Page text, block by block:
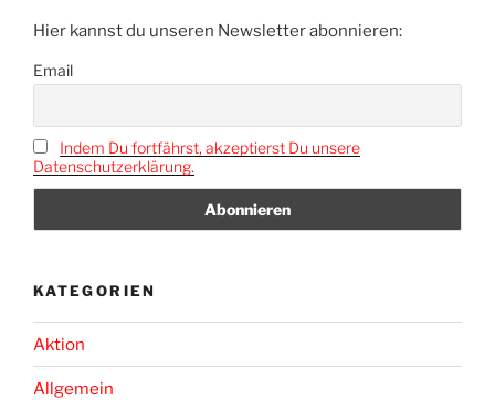
Hier kannst du unseren Newsletter abonnieren:
Email
Indem Du fortfährst, akzeptierst Du unsere
Datenschutzerklärung.
KATEGORIEN
Aktion
Allgemein